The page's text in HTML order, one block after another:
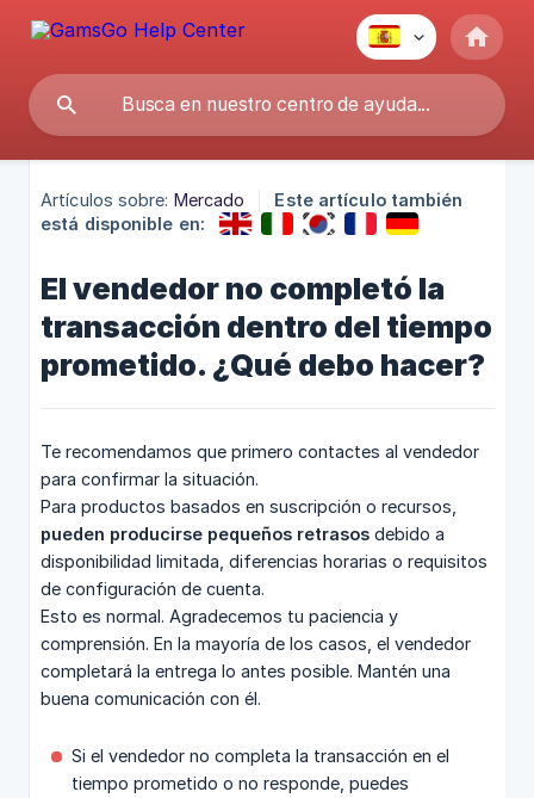
Artículos sobre: Mercado
Este artículo también
está disponible en:
El vendedor no completó la
transacción dentro del tiempo
prometido. ¿Qué debo hacer?
Te recomendamos que primero contactes al vendedor
para confirmar la situación.
Para productos basados en suscripción o recursos,
pueden producirse pequeños retrasos debido a
disponibilidad limitada, diferencias horarias o requisitos
de configuración de cuenta.
Esto es normal. Agradecemos tu paciencia y
comprensión. En la mayoría de los casos, el vendedor
completará la entrega lo antes posible. Mantén una
buena comunicación con él.
Si el vendedor no completa la transacción en el
tiempo prometido o no responde, puedes